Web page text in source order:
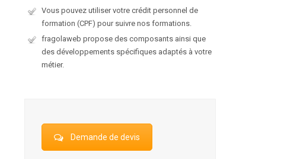
Vous pouvez utiliser votre crédit personnel de
formation (CPF) pour suivre nos formations.
fragolaweb propose des composants ainsi que
des développements spécifiques adaptés à votre
métier.
Demande de devis